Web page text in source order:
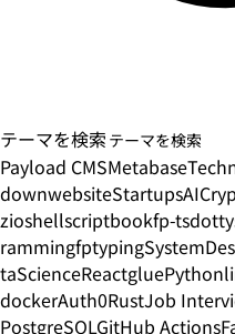
テーマを検索
Payload CMSMetabase
downwebsiteStartupsAI
zioshellscriptbookfp-ts
rammingfptyping
taScienceReactgluePython
dockerAuth0RustJob
PostgreSQLGitHub Actions